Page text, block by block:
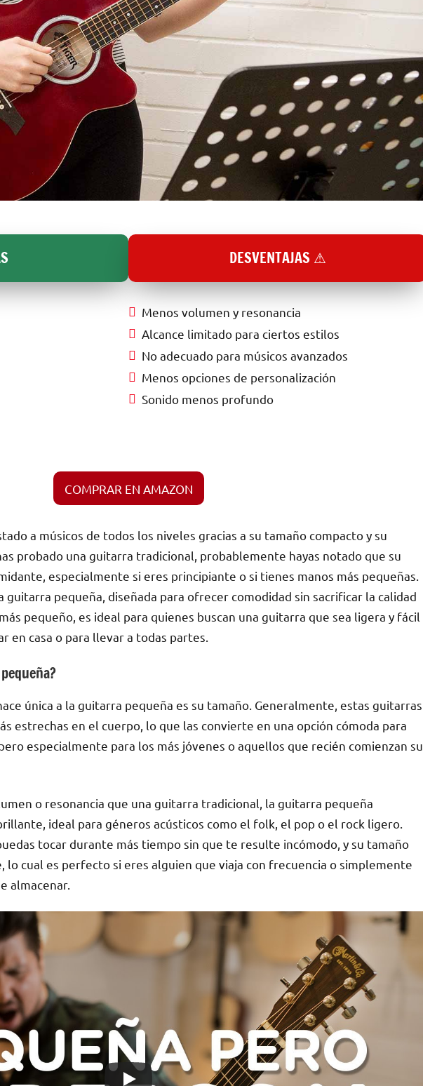
DESVENTAJAS ⚠
Menos volumen y resonancia
Alcance limitado para ciertos estilos
No adecuado para músicos avanzados
Menos opciones de personalización
Sonido menos profundo
COMPRAR EN AMAZON
a músicos de todos los niveles gracias a su tamaño compacto y su
probado una guitarra tradicional, probablemente hayas notado que su
especialmente si eres principiante o si tienes manos más pequeñas.
guitarra pequeña, diseñada para ofrecer comodidad sin sacrificar la calidad
pequeño, es ideal para quienes buscan una guitarra que sea ligera y fácil
en casa o para llevar a todas partes.
única a la guitarra pequeña es su tamaño. Generalmente, estas guitarras
estrechas en el cuerpo, lo que las convierte en una opción cómoda para
especialmente para los más jóvenes o aquellos que recién comienzan su
o resonancia que una guitarra tradicional, la guitarra pequeña
ideal para géneros acústicos como el folk, el pop o el rock ligero.
tocar durante más tiempo sin que te resulte incómodo, y su tamaño
cual es perfecto si eres alguien que viaja con frecuencia o simplemente
almacenar.